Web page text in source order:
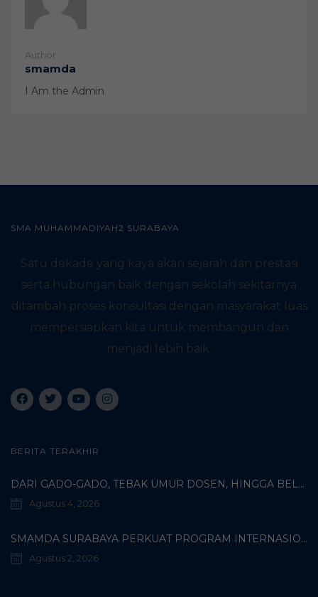
Author:
smamda
I Am the Admin
SMA MUHAMMADIYAH2 SURABAYA
Satu dekade yang kaya akan sejarah dan prestasi
serta hubungan baik dengan sekolah sekitarnya
ditambah proses konsultasi dengan masyarakat luas
mempersiapkan kita untuk membangun dan
menjadi lebih baik.
BERITA TERAKHIR
DARI GADO-GADO, TEBAK UMUR DOSEN, HINGGA BELI PECI MUHAMMADIYAH: TERUNGKAPNYA KISAH UNIK 3 MAHASISWA TURKI DI SMAMDA!
Agustus 4, 2026
SMAMDA SURABAYA PERKUAT PROGRAM INTERNASIONAL MELALUI KOORDINASI BERSAMA WALI MURID KELAS X
Agustus 2, 2026